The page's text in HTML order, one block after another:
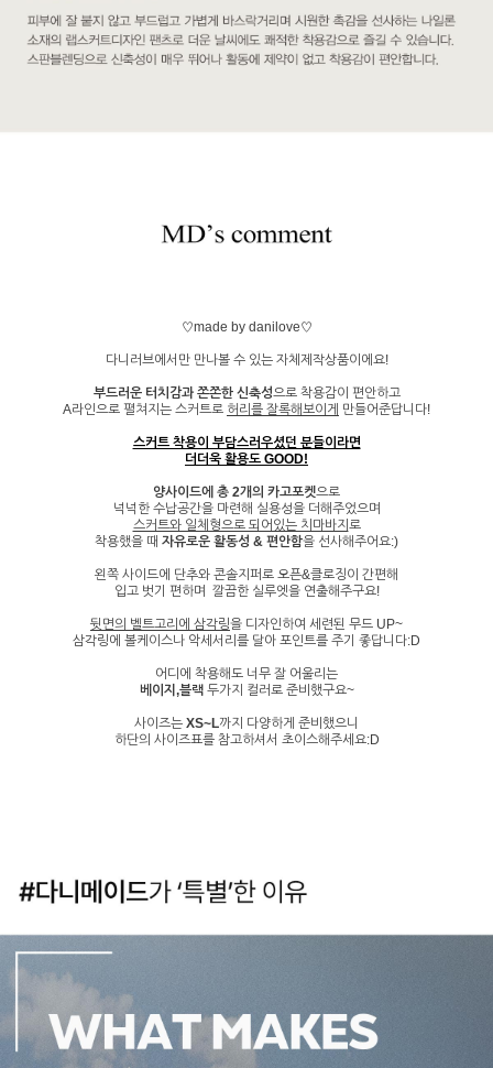
♡made by danilove♡
다니러브에서만 만나볼 수 있는 자체제작상품이에요!
부드러운 터치감과 쫀쫀한 신축성으로 착용감이 편안하고
A라인으로 펼쳐지는 스커트로 허리를 잘록해보이게 만들어준답니다!
스커트 착용이 부담스러우셨던 분들이라면
더더욱 활용도 GOOD!
양사이드에 총 2개의 카고포켓으로
넉넉한 수납공간을 마련해 실용성을 더해주었으며
스커트와 일체형으로 되어있는 치마바지 로
착용했을 때 자유로운 활동성 & 편안함을 선사해주어요:)
왼쪽 사이드에 단추와 콘솔지퍼로 오픈&클로징이 간편해
입고 벗기 편하며 깔끔한 실루엣을 연출해주구요!
뒷면의 벨트고리에 삼각링을 디자인하여 세련된 무드 UP~
삼각링에 볼케이스나 악세서리를 달아 포인트를 주기 좋답니다:D
어디에 착용해도 너무 잘 어울리는
베이지,블랙두가지 컬러로 준비했구요~
사이즈는 XS~L까지 다양하게 준비했으니
하단의 사이즈표를 참고하셔서 초이스해주세요:D